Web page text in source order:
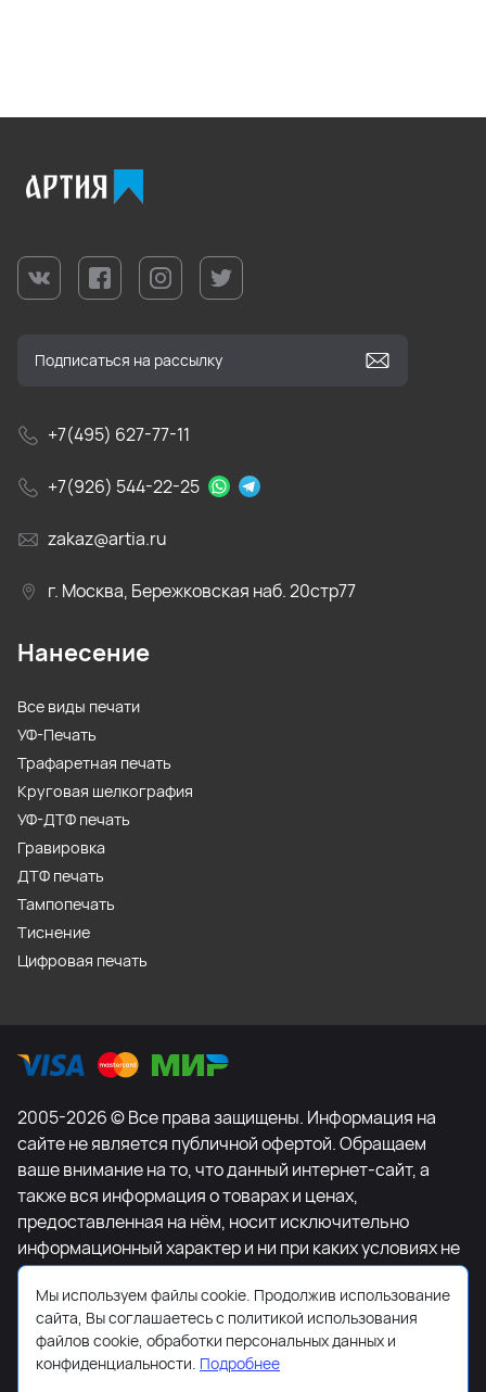
+7(495) 627-77-11
+7(926) 544-22-25
zakaz@artia.ru
г. Москва, Бережковская наб. 20стр77
Нанесение
Все виды печати
УФ-Печать
Трафаретная печать
Круговая шелкография
УФ-ДТФ печать
Гравировка
ДТФ печать
Тампопечать
Тиснение
Цифровая печать
2005-2026 © Все права защищены. Информация на
сайте не является публичной офертой. Обращаем
ваше внимание на то, что данный интернет-сайт, а
также вся информация о товарах и ценах,
предоставленная на нём, носит исключительно
информационный характер и ни при каких условиях не
является публичной офертой, определяемой
положениями Статьи 437 Гражданского кодекса
Российской Федерации. Для получения подробной
информации о наличии и стоимости указанных
товаров и (или) услуг, пожалуйста, обращайтесь к
Мы используем файлы cookie. Продолжив использование
сайта, Вы соглашаетесь с политикой использования
файлов cookie, обработки персональных данных и
конфиденциальности. Подробнее